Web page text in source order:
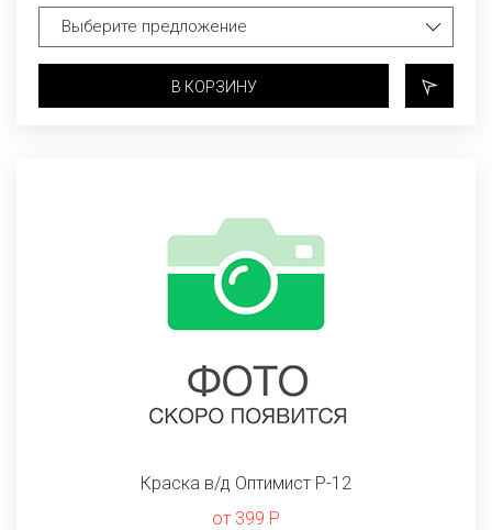
В КОРЗИНУ
Краска в/д Оптимист Р-12
от 399 Р